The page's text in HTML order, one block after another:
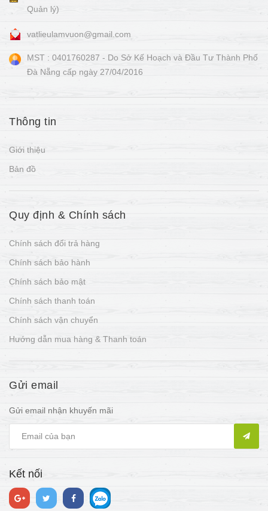
Quản lý)
vatlieulamvuon@gmail.com
MST : 0401760287 - Do Sở Kế Hoạch và Đầu Tư Thành Phố
Đà Nẵng cấp ngày 27/04/2016
Thông tin
Giới thiệu
Bản đồ
Quy định & Chính sách
Chính sách đổi trả hàng
Chính sách bảo hành
Chính sách bảo mật
Chính sách thanh toán
Chính sách vận chuyển
Hướng dẫn mua hàng & Thanh toán
Gửi email
Gửi email nhận khuyến mãi
Kết nối